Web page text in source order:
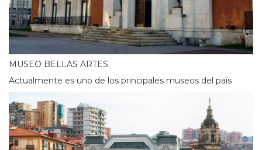
MUSEO BELLAS ARTES
Actualmente es uno de los principales museos del país